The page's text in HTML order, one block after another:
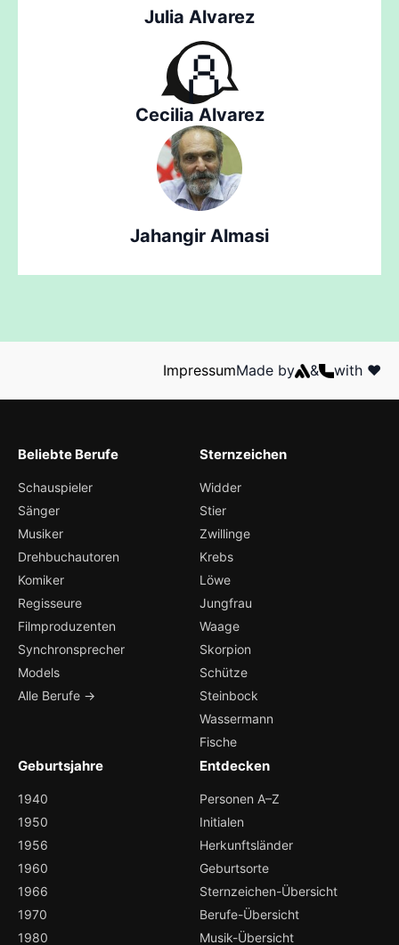
Julia Alvarez
Cecilia Alvarez
Jahangir Almasi
ImpressumMade by & with ❤️
Beliebte Berufe
Schauspieler
Sänger
Musiker
Drehbuchautoren
Komiker
Regisseure
Filmproduzenten
Synchronsprecher
Models
Alle Berufe →
Sternzeichen
Widder
Stier
Zwillinge
Krebs
Löwe
Jungfrau
Waage
Skorpion
Schütze
Steinbock
Wassermann
Fische
Geburtsjahre
1940
1950
1956
1960
1966
1970
1980
Entdecken
Personen A–Z
Initialen
Herkunftsländer
Geburtsorte
Sternzeichen-Übersicht
Berufe-Übersicht
Musik-Übersicht